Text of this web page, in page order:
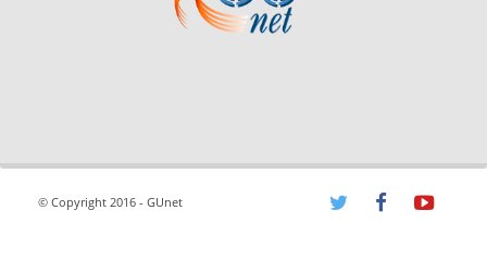
© Copyright 2016 - GUnet